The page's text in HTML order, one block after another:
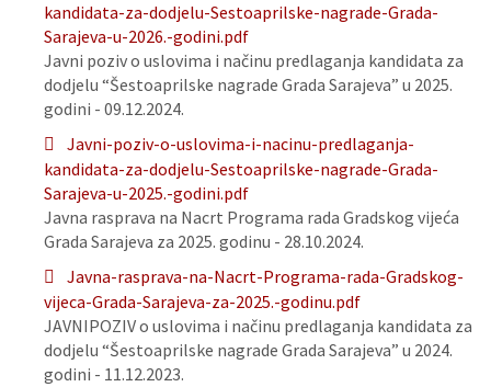
kandidata-za-dodjelu-Sestoaprilske-nagrade-Grada-
Sarajeva-u-2026.-godini.pdf
Javni poziv o uslovima i načinu predlaganja kandidata za
dodjelu “Šestoaprilske nagrade Grada Sarajeva” u 2025.
godini - 09.12.2024.
Javni-poziv-o-uslovima-i-nacinu-predlaganja-
kandidata-za-dodjelu-Sestoaprilske-nagrade-Grada-
Sarajeva-u-2025.-godini.pdf
Javna rasprava na Nacrt Programa rada Gradskog vijeća
Grada Sarajeva za 2025. godinu - 28.10.2024.
Javna-rasprava-na-Nacrt-Programa-rada-Gradskog-
vijeca-Grada-Sarajeva-za-2025.-godinu.pdf
JAVNIPOZIV o uslovima i načinu predlaganja kandidata za
dodjelu “Šestoaprilske nagrade Grada Sarajeva” u 2024.
godini - 11.12.2023.